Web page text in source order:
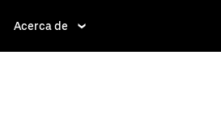
Acerca de